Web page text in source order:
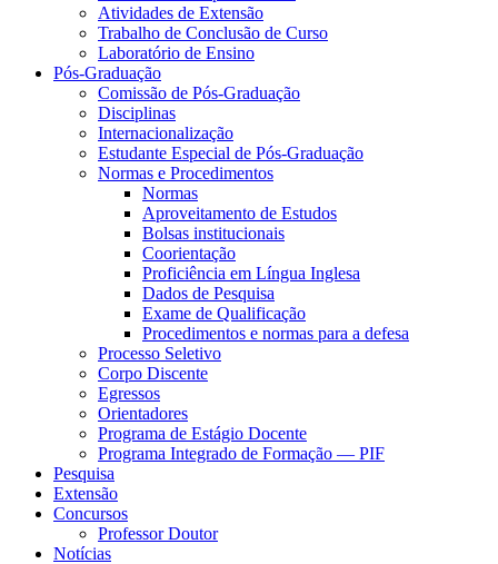
Atividades de Extensão
Trabalho de Conclusão de Curso
Laboratório de Ensino
Pós-Graduação
Comissão de Pós-Graduação
Disciplinas
Internacionalização
Estudante Especial de Pós-Graduação
Normas e Procedimentos
Normas
Aproveitamento de Estudos
Bolsas institucionais
Coorientação
Proficiência em Língua Inglesa
Dados de Pesquisa
Exame de Qualificação
Procedimentos e normas para a defesa
Processo Seletivo
Corpo Discente
Egressos
Orientadores
Programa de Estágio Docente
Programa Integrado de Formação — PIF
Pesquisa
Extensão
Concursos
Professor Doutor
Notícias